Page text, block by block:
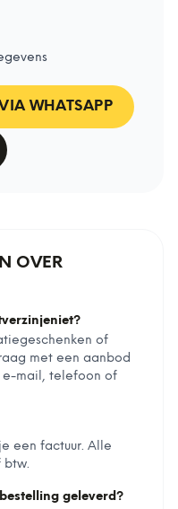
WHATSAPP
OVER
of
met een aanbod
e-mail, telefoon of
een factuur. Alle
btw.
geleverd?